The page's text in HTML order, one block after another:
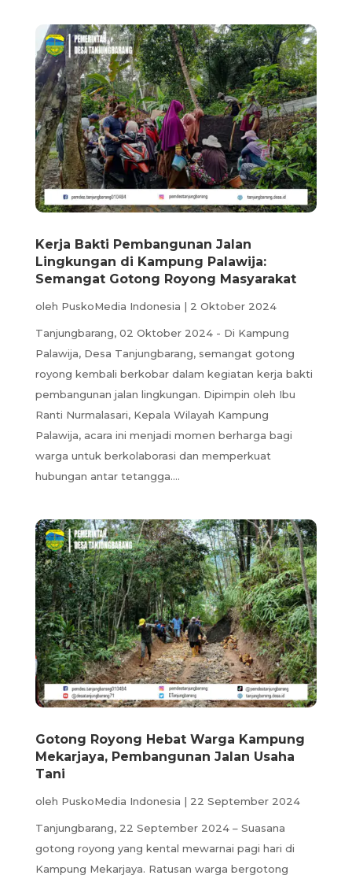
Kerja Bakti Pembangunan Jalan
Lingkungan di Kampung Palawija:
Semangat Gotong Royong Masyarakat
oleh PuskoMedia Indonesia | 2 Oktober 2024
Tanjungbarang, 02 Oktober 2024 - Di Kampung
Palawija, Desa Tanjungbarang, semangat gotong
royong kembali berkobar dalam kegiatan kerja bakti
pembangunan jalan lingkungan. Dipimpin oleh Ibu
Ranti Nurmalasari, Kepala Wilayah Kampung
Palawija, acara ini menjadi momen berharga bagi
warga untuk berkolaborasi dan memperkuat
hubungan antar tetangga....
Gotong Royong Hebat Warga Kampung
Mekarjaya, Pembangunan Jalan Usaha
Tani
oleh PuskoMedia Indonesia | 22 September 2024
Tanjungbarang, 22 September 2024 – Suasana
gotong royong yang kental mewarnai pagi hari di
Kampung Mekarjaya. Ratusan warga bergotong